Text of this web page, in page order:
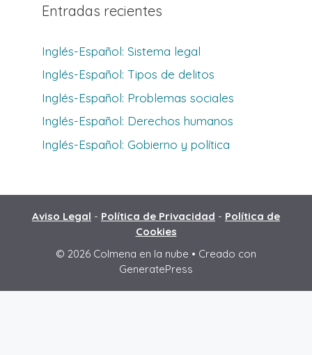
Entradas recientes
Inglés-Español: Sistema legal
Inglés-Español: Tipos de delitos
Inglés-Español: Problemas sociales
Inglés-Español: Derechos humanos
Inglés-Español: Gobierno y política
Aviso Legal - Política de Privacidad - Política de
Cookies
© 2026 Colmena en la nube • Creado con
GeneratePress